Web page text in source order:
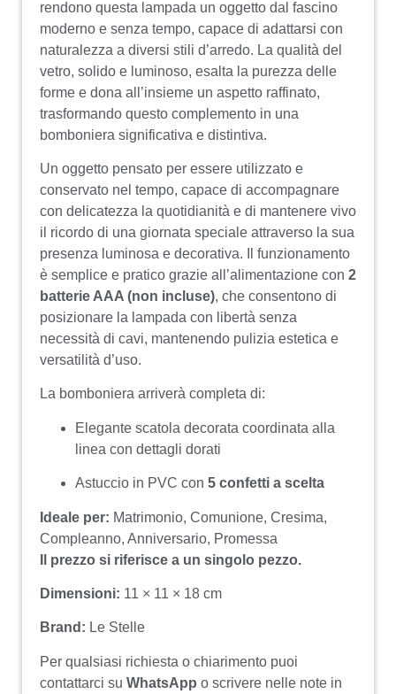
rendono questa lampada un oggetto dal fascino
moderno e senza tempo, capace di adattarsi con
naturalezza a diversi stili d’arredo. La qualità del
vetro, solido e luminoso, esalta la purezza delle
forme e dona all’insieme un aspetto raffinato,
trasformando questo complemento in una
bomboniera significativa e distintiva.
Un oggetto pensato per essere utilizzato e
conservato nel tempo, capace di accompagnare
con delicatezza la quotidianità e di mantenere vivo
il ricordo di una giornata speciale attraverso la sua
presenza luminosa e decorativa. Il funzionamento
è semplice e pratico grazie all’alimentazione con 2
batterie AAA (non incluse), che consentono di
posizionare la lampada con libertà senza
necessità di cavi, mantenendo pulizia estetica e
versatilità d’uso.
La bomboniera arriverà completa di:
Elegante scatola decorata coordinata alla
linea con dettagli dorati
Astuccio in PVC con 5 confetti a scelta
Ideale per: Matrimonio, Comunione, Cresima,
Compleanno, Anniversario, Promessa
Il prezzo si riferisce a un singolo pezzo.
Dimensioni: 11 × 11 × 18 cm
Brand: Le Stelle
Per qualsiasi richiesta o chiarimento puoi
contattarci su WhatsApp o scrivere nelle note in